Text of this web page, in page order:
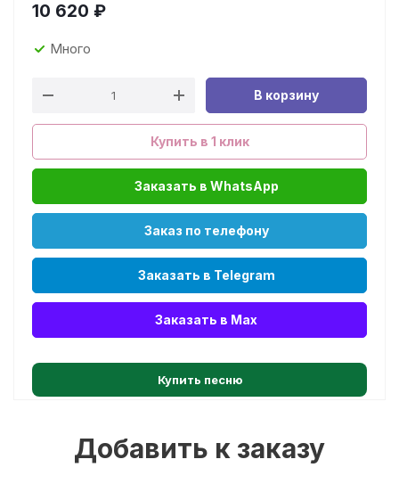
10 620 ₽
Много
В корзину
Купить в 1 клик
Заказать в WhatsApp
Заказ по телефону
Заказать в Telegram
Заказать в Max
Купить песню
Добавить к заказу